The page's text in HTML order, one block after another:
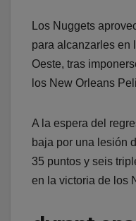
Los Nuggets
para alcanzarles en
Oeste, tras
los New Orleans
A la espera del
baja por una lesión
35 puntos y seis
en la victoria de los